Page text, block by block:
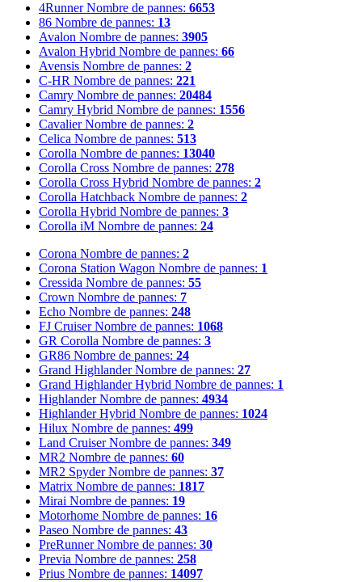
4Runner Nombre de pannes: 6653
86 Nombre de pannes: 13
Avalon Nombre de pannes: 3905
Avalon Hybrid Nombre de pannes: 66
Avensis Nombre de pannes: 2
C-HR Nombre de pannes: 221
Camry Nombre de pannes: 20484
Camry Hybrid Nombre de pannes: 1556
Cavalier Nombre de pannes: 2
Celica Nombre de pannes: 513
Corolla Nombre de pannes: 13040
Corolla Cross Nombre de pannes: 278
Corolla Cross Hybrid Nombre de pannes: 2
Corolla Hatchback Nombre de pannes: 2
Corolla Hybrid Nombre de pannes: 3
Corolla iM Nombre de pannes: 24
Corona Nombre de pannes: 2
Corona Station Wagon Nombre de pannes: 1
Cressida Nombre de pannes: 55
Crown Nombre de pannes: 7
Echo Nombre de pannes: 248
FJ Cruiser Nombre de pannes: 1068
GR Corolla Nombre de pannes: 3
GR86 Nombre de pannes: 24
Grand Highlander Nombre de pannes: 27
Grand Highlander Hybrid Nombre de pannes: 1
Highlander Nombre de pannes: 4934
Highlander Hybrid Nombre de pannes: 1024
Hilux Nombre de pannes: 499
Land Cruiser Nombre de pannes: 349
MR2 Nombre de pannes: 60
MR2 Spyder Nombre de pannes: 37
Matrix Nombre de pannes: 1817
Mirai Nombre de pannes: 19
Motorhome Nombre de pannes: 16
Paseo Nombre de pannes: 43
PreRunner Nombre de pannes: 30
Previa Nombre de pannes: 258
Prius Nombre de pannes: 14097